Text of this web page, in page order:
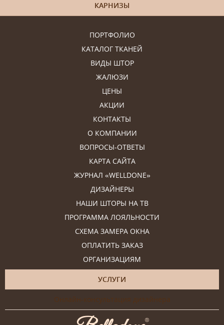
ПОРТФОЛИО
КАТАЛОГ ТКАНЕЙ
ВИДЫ ШТОР
ЖАЛЮЗИ
ЦЕНЫ
АКЦИИ
КОНТАКТЫ
О КОМПАНИИ
ВОПРОСЫ-ОТВЕТЫ
КАРТА САЙТА
ЖУРНАЛ «WELLDONE»
ДИЗАЙНЕРЫ
НАШИ ШТОРЫ НА ТВ
ПРОГРАММА ЛОЯЛЬНОСТИ
СХЕМА ЗАМЕРА ОКНА
ОПЛАТИТЬ ЗАКАЗ
ОРГАНИЗАЦИЯМ
УСЛУГИ
Онлайн-консультация дизайнера
КАРНИЗЫ